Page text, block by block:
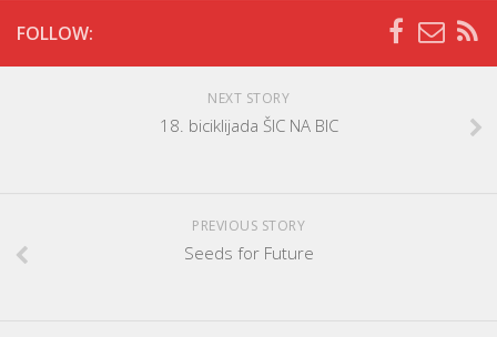
FOLLOW:
NEXT STORY
18. biciklijada ŠIC NA BIC
PREVIOUS STORY
Seeds for Future